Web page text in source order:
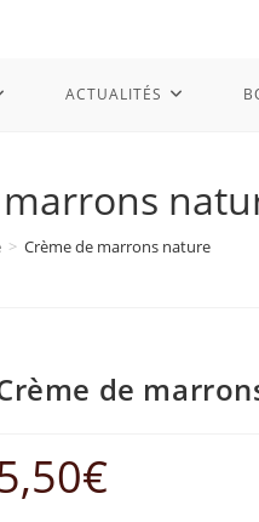
ACTUALITÉS
> Crème de marrons nature
de
€